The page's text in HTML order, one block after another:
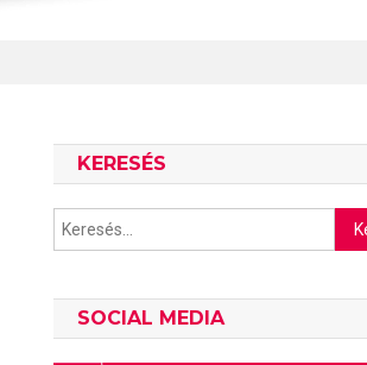
KERESÉS
SOCIAL MEDIA